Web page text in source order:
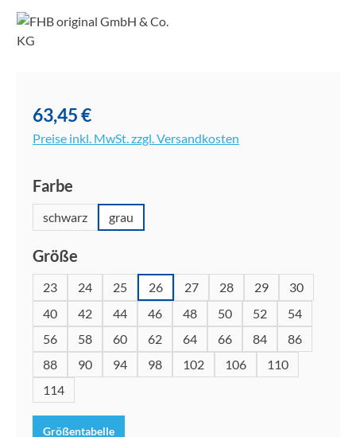
63,45 €
Preise inkl. MwSt. zzgl. Versandkosten
Farbe
schwarz grau
Größe
23 24 25 26 27 28 29
30
40
42 44 46 48 50 52
54
56
58 60 62 64 66 84
86
88
90 94 98 102 106
110
114
Größentabelle